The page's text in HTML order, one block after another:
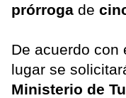
prórroga de
De acuerdo con
lugar se
Ministerio de